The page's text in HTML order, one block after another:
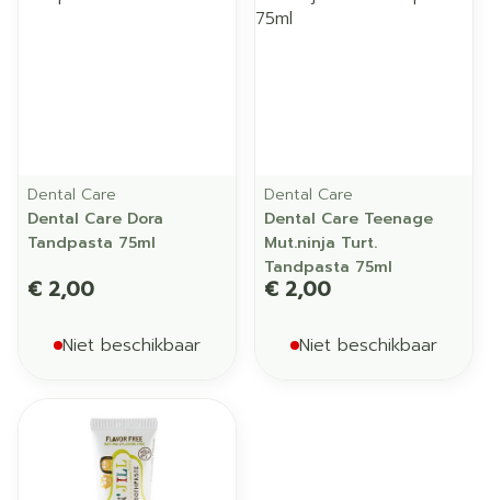
Dental Care
Dental Care Dora
Tandpasta 75ml
€ 2,00
Niet beschikbaar
Dental Care
Dental Care Teenage
Mut.ninja Turt.
Tandpasta 75ml
€ 2,00
Niet beschikbaar